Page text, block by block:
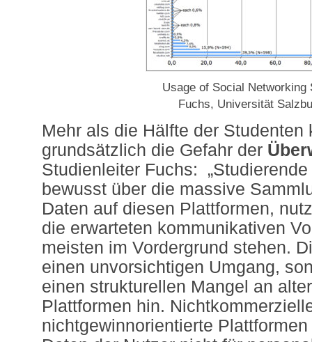
Usage of Social Networking
Fuchs, Universität
Mehr als die Hälfte der Studenten
grundsätzlich die Gefahr der
Studienleiter Fuchs:
bewusst über die massive
Daten auf diesen Plattformen,
die erwarteten kommunikativen
meisten im Vordergrund stehen.
einen unvorsichtigen Umgang,
einen strukturellen Mangel an
Plattformen hin.
nichtgewinnorientierte